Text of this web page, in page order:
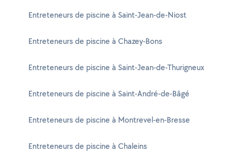
Entreteneurs de piscine à Saint-Jean-de-Niost
Entreteneurs de piscine à Chazey-Bons
Entreteneurs de piscine à Saint-Jean-de-Thurigneux
Entreteneurs de piscine à Saint-André-de-Bâgé
Entreteneurs de piscine à Montrevel-en-Bresse
Entreteneurs de piscine à Chaleins